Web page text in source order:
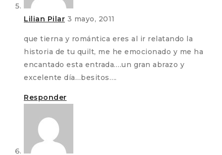
Lilian Pilar 3 mayo, 2011
que tierna y romántica eres al ir relatando la
historia de tu quilt, me he emocionado y me ha
encantado esta entrada….un gran abrazo y
excelente día…besitos….
Responder